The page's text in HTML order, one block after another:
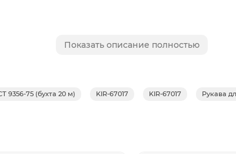
слоя, нитяного каркаса из
Показать описание полностью
9356-75 (бухта 20 м) KIR-67017 KIR-67017 Рукава